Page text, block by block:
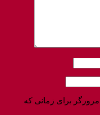
برای زمانی که